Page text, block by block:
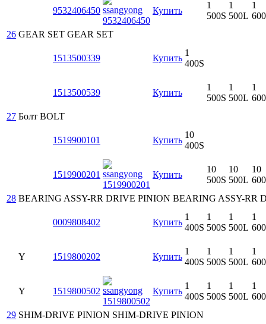
9532406450 Купить
1
500S
1
500L
1
26 GEAR SET GEAR SET
1513500339 Купить
1
400S
1513500539 Купить
1
500S
1
500L
1
27 Болт BOLT
1519900101 Купить
10
400S
1519900201 Купить
10
500S
10
500L
10
28 BEARING ASSY-RR DRIVE PINION BEARING ASSY-RR
0009808402 Купить
1
400S
1
500S
1
500L
1
Y 1519800202 Купить
1
400S
1
500S
1
500L
1
Y 1519800502 Купить
1
400S
1
500S
1
500L
1
29 SHIM-DRIVE PINION SHIM-DRIVE PINION